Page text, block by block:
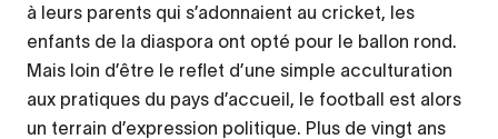
à leurs parents qui s’adonnaient au cricket, les
enfants de la diaspora ont opté pour le ballon rond.
Mais loin d’être le reflet d’une simple acculturation
aux pratiques du pays d’accueil, le football est alors
un terrain d’expression politique. Plus de vingt ans